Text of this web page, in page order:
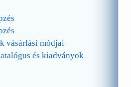
vásárlási módjai
és kiadványok